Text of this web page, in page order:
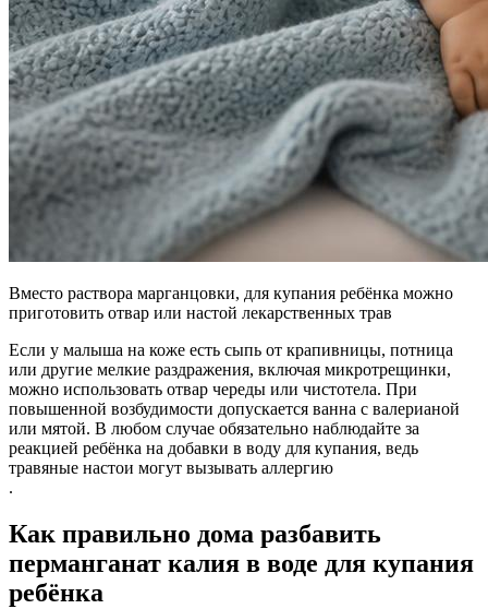
Вместо раствора марганцовки, для купания ребёнка можно
приготовить отвар или настой лекарственных трав
Если у малыша на коже есть сыпь от крапивницы, потница
или другие мелкие раздражения, включая микротрещинки,
можно использовать отвар череды или чистотела. При
повышенной возбудимости допускается ванна с валерианой
или мятой. В любом случае обязательно наблюдайте за
реакцией ребёнка на добавки в воду для купания, ведь
травяные настои могут вызывать аллергию
.
Как правильно дома разбавить
перманганат калия в воде для купания
ребёнка